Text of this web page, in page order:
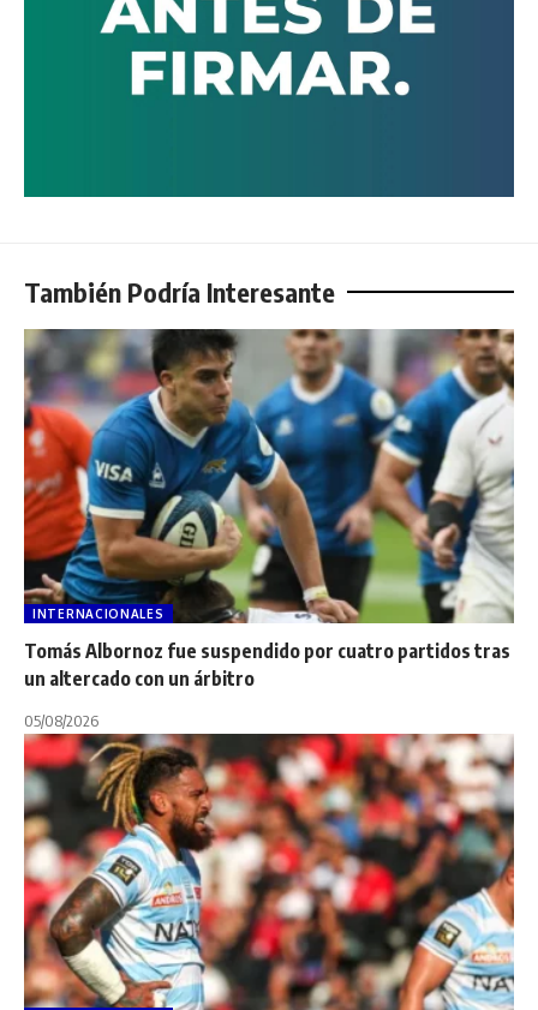
También Podría Interesante
INTERNACIONALES
Tomás Albornoz fue suspendido por cuatro partidos tras
un altercado con un árbitro
05/08/2026